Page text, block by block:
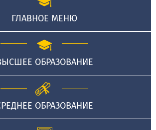
ГЛАВНОЕ МЕНЮ
ОБРАЗОВАНИЕ
ОБРАЗОВАНИЕ